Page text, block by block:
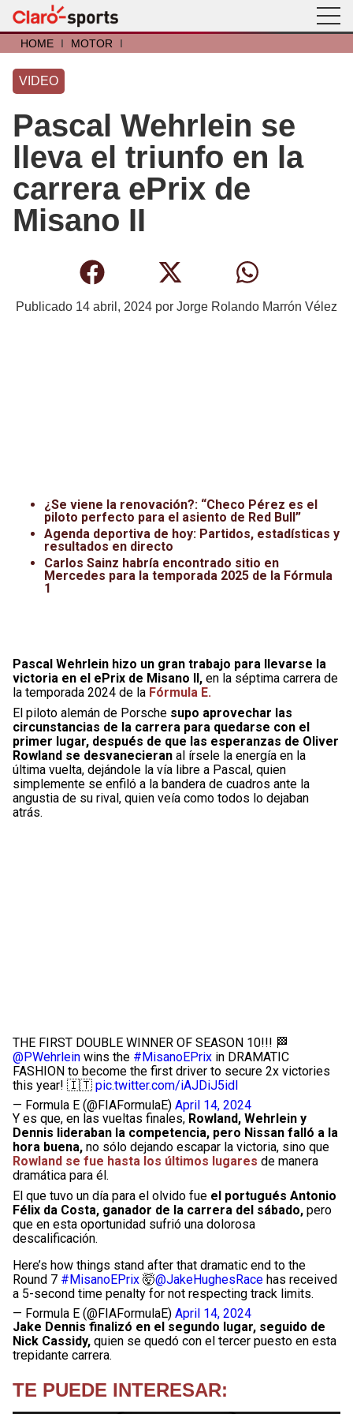
HOME I MOTOR I
VIDEO
Pascal Wehrlein se
lleva el triunfo en la
carrera ePrix de
Misano II
Publicado 14 abril, 2024 por Jorge Rolando Marrón Vélez
¿Se viene la renovación?: “Checo Pérez es el
piloto perfecto para el asiento de Red Bull”
Agenda deportiva de hoy: Partidos, estadísticas y
resultados en directo
Carlos Sainz habría encontrado sitio en
Mercedes para la temporada 2025 de la Fórmula
1
Pascal Wehrlein hizo un gran trabajo para llevarse la
victoria en el ePrix de Misano II, en la séptima carrera de
la temporada 2024 de la Fórmula E.
El piloto alemán de Porsche supo aprovechar las
circunstancias de la carrera para quedarse con el
primer lugar, después de que las esperanzas de Oliver
Rowland se desvanecieran al írsele la energía en la
última vuelta, dejándole la vía libre a Pascal, quien
simplemente se enfiló a la bandera de cuadros ante la
angustia de su rival, quien veía como todos lo dejaban
atrás.
THE FIRST DOUBLE WINNER OF SEASON 10!!! 🏁
@PWehrlein wins the #MisanoEPrix in DRAMATIC
FASHION to become the first driver to secure 2x victories
this year! 🇮🇹 pic.twitter.com/iAJDiJ5idl
— Formula E (@FIAFormulaE) April 14, 2024
Y es que, en las vueltas finales, Rowland, Wehrlein y
Dennis lideraban la competencia, pero Nissan falló a la
hora buena, no sólo dejando escapar la victoria, sino que
Rowland se fue hasta los últimos lugares de manera
dramática para él.
El que tuvo un día para el olvido fue el portugués Antonio
Félix da Costa, ganador de la carrera del sábado, pero
que en esta oportunidad sufrió una dolorosa
descalificación.
Here’s how things stand after that dramatic end to the
Round 7 #MisanoEPrix 🤯@JakeHughesRace has received
a 5-second time penalty for not respecting track limits.
— Formula E (@FIAFormulaE) April 14, 2024
Jake Dennis finalizó en el segundo lugar, seguido de
Nick Cassidy, quien se quedó con el tercer puesto en esta
trepidante carrera.
TE PUEDE INTERESAR: